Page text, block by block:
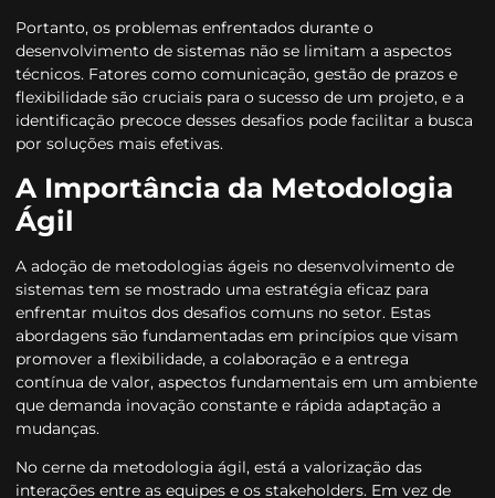
Portanto, os problemas enfrentados durante o
desenvolvimento de sistemas não se limitam a aspectos
técnicos. Fatores como comunicação, gestão de prazos e
flexibilidade são cruciais para o sucesso de um projeto, e a
identificação precoce desses desafios pode facilitar a busca
por soluções mais efetivas.
A Importância da Metodologia
Ágil
A adoção de metodologias ágeis no desenvolvimento de
sistemas tem se mostrado uma estratégia eficaz para
enfrentar muitos dos desafios comuns no setor. Estas
abordagens são fundamentadas em princípios que visam
promover a flexibilidade, a colaboração e a entrega
contínua de valor, aspectos fundamentais em um ambiente
que demanda inovação constante e rápida adaptação a
mudanças.
No cerne da metodologia ágil, está a valorização das
interações entre as equipes e os stakeholders. Em vez de